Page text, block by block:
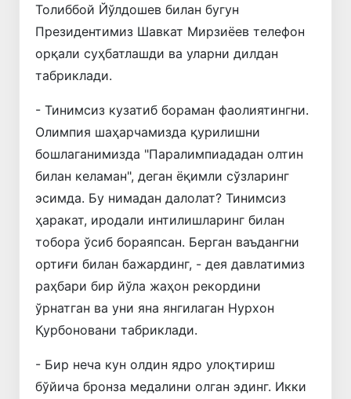
Толиббой Йўлдошев билан бугун
Президентимиз Шавкат Мирзиёев телефон
орқали суҳбатлашди ва уларни дилдан
табриклади.
- Тинимсиз кузатиб бораман фаолиятингни.
Олимпия шаҳарчамизда қурилишни
бошлаганимизда "Паралимпиададан олтин
билан келаман", деган ёқимли сўзларинг
эсимда. Бу нимадан далолат? Тинимсиз
ҳаракат, иродали интилишларинг билан
тобора ўсиб бораяпсан. Берган ваъдангни
ортиғи билан бажардинг, - дея давлатимиз
раҳбари бир йўла жаҳон рекордини
ўрнатган ва уни яна янгилаган Нурхон
Қурбоновани табриклади.
- Бир неча кун олдин ядро улоқтириш
бўйича бронза медалини олган эдинг. Икки